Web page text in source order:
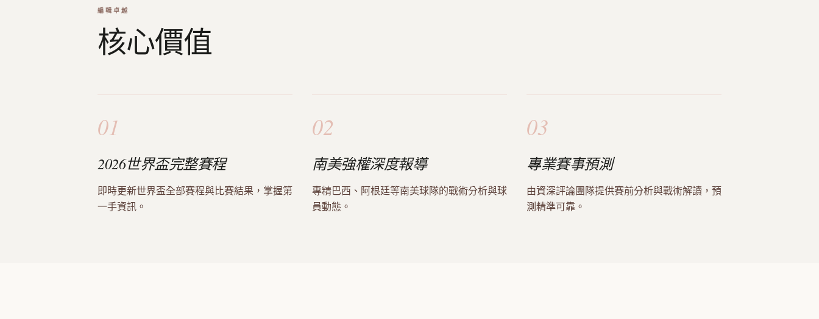
編輯卓越
核心價值
01
2026世界盃完整賽程
即時更新世界盃全部賽程與比賽結果，掌握第
一手資訊。
02
南美強權深度報導
專精巴西、阿根廷等南美球隊的戰術分析與球
員動態。
03
專業賽事預測
由資深評論團隊提供賽前分析與戰術解讀，預
測精準可靠。